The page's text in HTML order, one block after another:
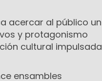
acercar al público un
y protagonismo
cultural impulsada
ensambles